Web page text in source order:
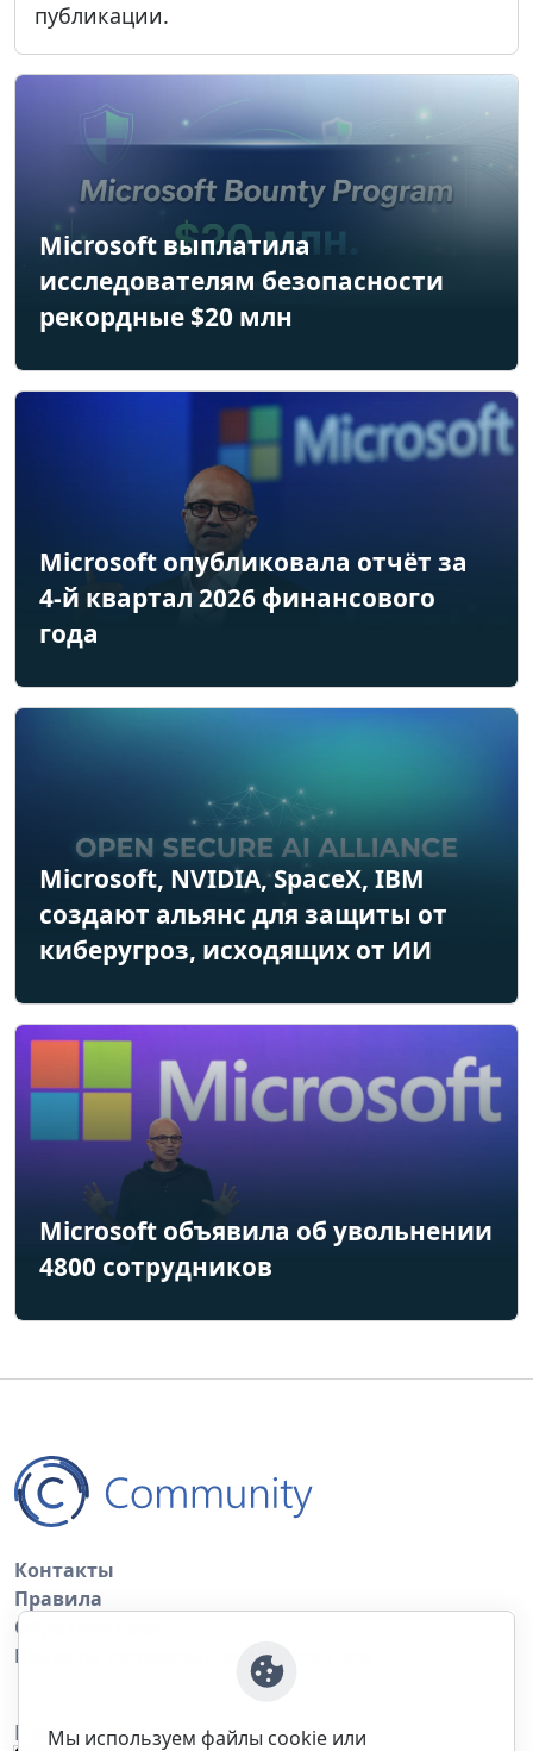
публикации.
Microsoft выплатила
исследователям безопасности
рекордные $20 млн
Microsoft опубликовала отчёт за
4-й квартал 2026 финансового
года
Microsoft, NVIDIA, SpaceX, IBM
создают альянс для защиты от
киберугроз, исходящих от ИИ
Microsoft объявила об увольнении
4800 сотрудников
Контакты
Правила
Обратная связь
Правила копирования материалов
Приложение
Мы используем файлы cookie или